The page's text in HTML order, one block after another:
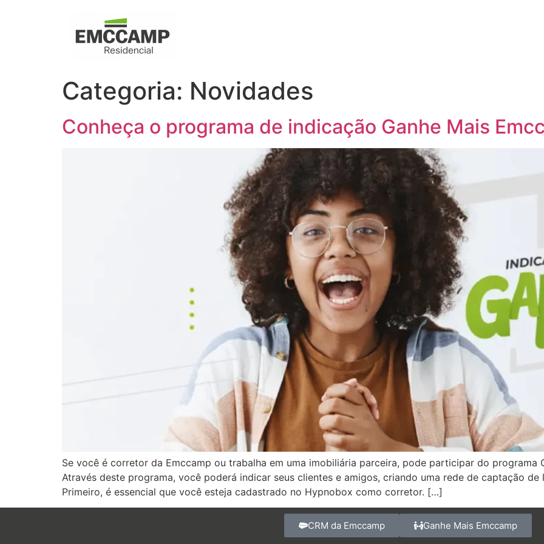
Categoria: Novidades
Conheça o programa de indicação Ganhe Mais
Se você é corretor da Emccamp ou trabalha em uma imobiliária parceira, pode participar do programa
Através deste programa, você poderá indicar seus clientes e amigos, criando uma rede de captação de
Primeiro, é essencial que você esteja cadastrado no Hypnobox como corretor. […]
CRM da Emccamp Ganhe Mais Emccamp